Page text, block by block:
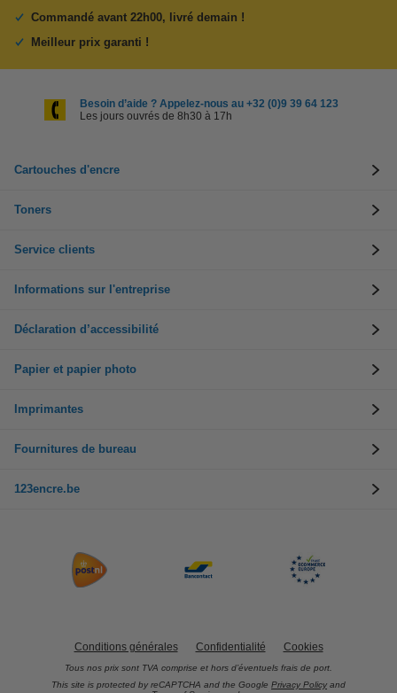
Commandé avant 22h00, livré demain !
Meilleur prix garanti !
Besoin d’aide ? Appelez-nous au +32 (0)9 39 64 123
Les jours ouvrés de 8h30 à 17h
Cartouches d'encre
Toners
Service clients
Informations sur l'entreprise
Déclaration d’accessibilité
Papier et papier photo
Imprimantes
Fournitures de bureau
123encre.be
Conditions générales Confidentialité Cookies
Tous nos prix sont TVA comprise et hors d’éventuels frais de port.
This site is protected by reCAPTCHA and the Google Privacy Policy and